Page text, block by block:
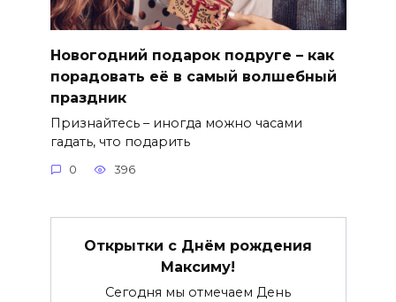
Новогодний подарок подруге – как
порадовать её в самый волшебный
праздник
Признайтесь – иногда можно часами
гадать, что подарить
0 396
Открытки с Днём рождения
Максиму!
Сегодня мы отмечаем День